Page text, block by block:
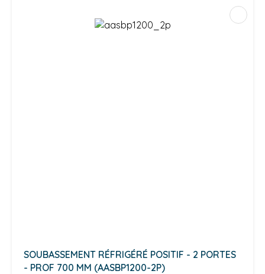
SOUBASSEMENT RÉFRIGÉRÉ POSITIF - 2 PORTES
- PROF 700 MM (AASBP1200-2P)